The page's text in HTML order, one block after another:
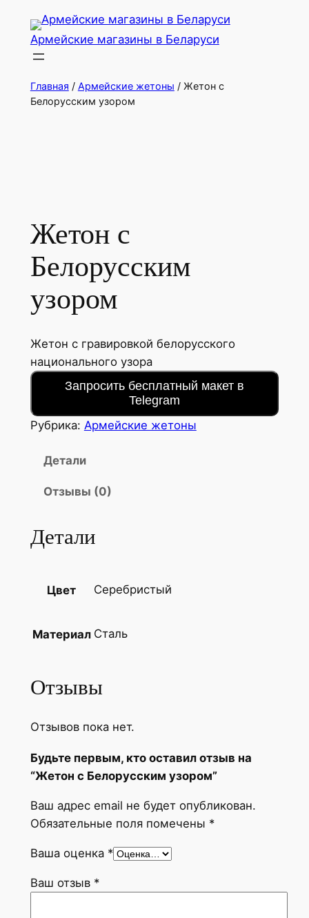
Перейти
содержимому
Армейские магазины в Беларуси
Главная / Армейские жетоны / Жетон с
Белорусским узором
Жетон с
Белорусским
узором
Жетон с гравировкой белорусского
национального узора
Запросить бесплатный макет в
Telegram
Рубрика: Армейские жетоны
Детали
Отзывы (0)
Детали
Цвет Серебристый
Материал Сталь
Отзывы
Отзывов пока нет.
Будьте первым, кто оставил отзыв на
“Жетон с Белорусским узором”
Ваш адрес email не будет опубликован.
Обязательные поля помечены *
Ваша оценка *
Ваш отзыв *